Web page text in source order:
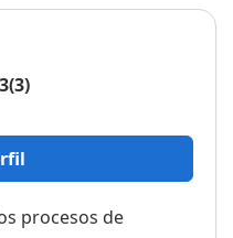
(3)
procesos de